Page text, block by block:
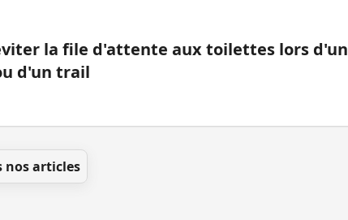
la file d'attente aux toilettes lors d'un
d'un trail
nos articles